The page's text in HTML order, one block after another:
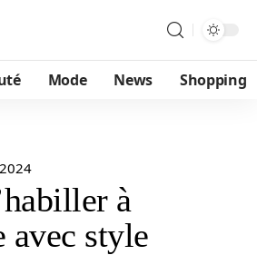
Mode News Shopping
à
avec style